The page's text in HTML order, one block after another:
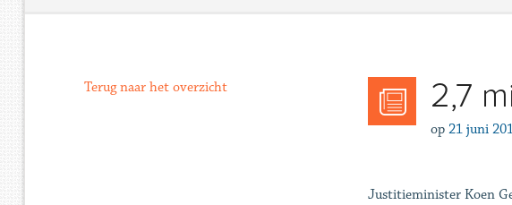
2,7
op 21 juni
Justitieminister Koen
Terug naar het overzicht